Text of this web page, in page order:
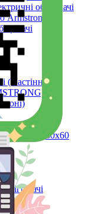
обігрівачі
Armstrong)
(Настінні,
Fenix 60x60